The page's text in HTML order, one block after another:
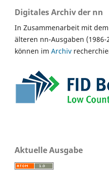
Digitales Archiv der nn
In Zusammenarbeit mit dem
älteren nn-Ausgaben
können im Archiv
Aktuelle Ausgabe